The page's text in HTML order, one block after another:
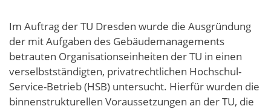
Im Auftrag der TU Dresden wurde die Ausgründung
der mit Aufgaben des Gebäudemanagements
betrauten Organisationseinheiten der TU in einen
verselbstständigten, privatrechtlichen Hochschul-
Service-Betrieb (HSB) untersucht. Hierfür wurden die
binnenstrukturellen Voraussetzungen an der TU, die